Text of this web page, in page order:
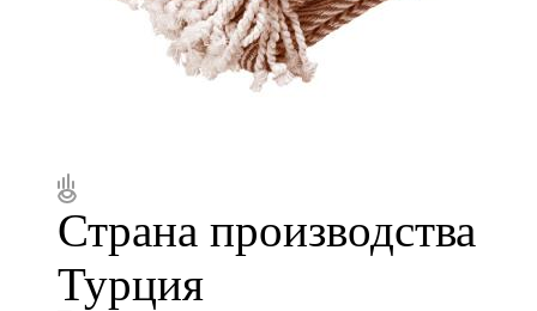
Страна производства
Турция